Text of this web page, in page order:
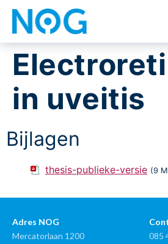
in uveitis
Bijlagen
thesis-publieke-versie (9
Adres NOG
Mercatorlaan 1200
085